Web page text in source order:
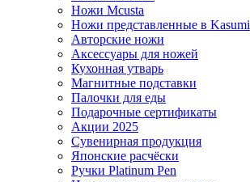
Ножи Mcusta
Ножи представленные в Kasumi
Авторские ножи
Аксессуары для ножей
Кухонная утварь
Магнитные подставки
Палочки для еды
Подарочные сертификаты
Акции 2025
Сувенирная продукция
Японские расчёски
Ручки Platinum Pen